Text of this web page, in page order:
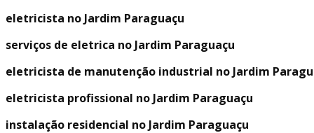
eletricista no Jardim Paraguaçu
serviços de eletrica no Jardim Paraguaçu
eletricista de manutenção industrial no Jardim
eletricista profissional no Jardim Paraguaçu
instalação residencial no Jardim Paraguaçu